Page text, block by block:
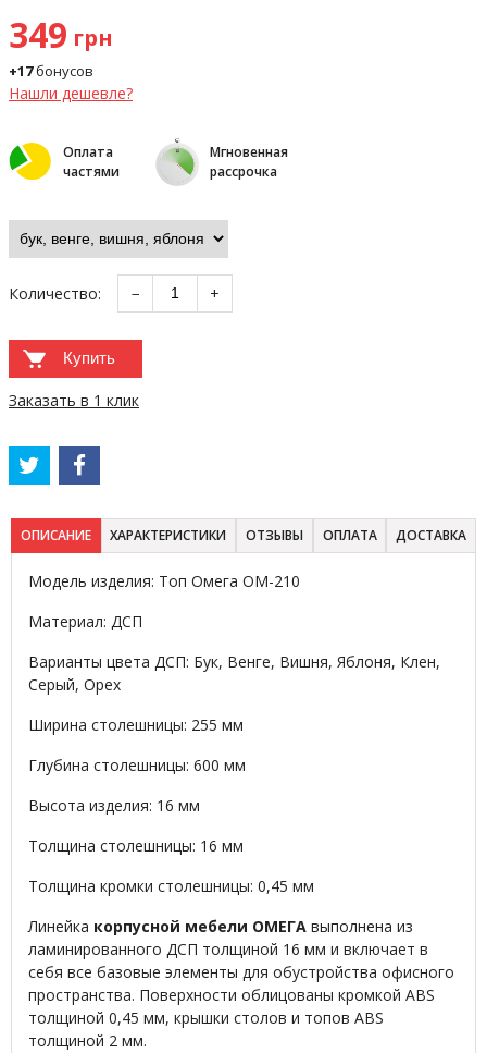
349 грн
+17бонусов
Нашли дешевле?
Оплата
частями
Мгновенная
рассрочка
Количество: − +
Купить
Заказать в 1 клик
ОПИСАНИЕ ХАРАКТЕРИСТИКИ ОТЗЫВЫ ОПЛАТА ДОСТАВКА
Модель изделия: Топ Омега ОМ-210
Материал: ДСП
Варианты цвета ДСП: Бук, Венге, Вишня, Яблоня, Клен,
Серый, Орех
Ширина столешницы: 255 мм
Глубина столешницы: 600 мм
Высота изделия: 16 мм
Толщина столешницы: 16 мм
Толщина кромки столешницы: 0,45 мм
Линейка корпусной мебели ОМЕГА выполнена из
ламинированного ДСП толщиной 16 мм и включает в
себя все базовые элементы для обустройства офисного
пространства. Поверхности облицованы кромкой ABS
толщиной 0,45 мм, крышки столов и топов ABS
толщиной 2 мм.